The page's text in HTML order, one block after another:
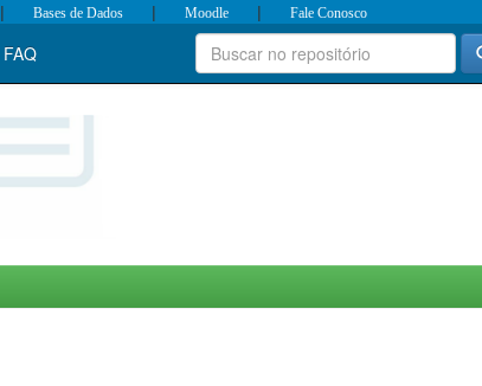
| Bases de Dados | Moodle | Fale Conosco
FAQ